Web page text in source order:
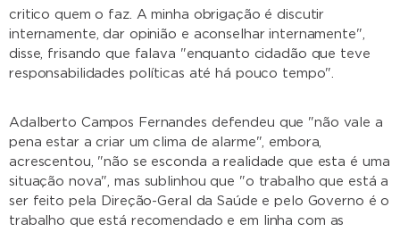
critico quem o faz. A minha obrigação é discutir
internamente, dar opinião e aconselhar internamente",
disse, frisando que falava "enquanto cidadão que teve
responsabilidades políticas até há pouco tempo".
Adalberto Campos Fernandes defendeu que "não vale a
pena estar a criar um clima de alarme", embora,
acrescentou, "não se esconda a realidade que esta é uma
situação nova", mas sublinhou que "o trabalho que está a
ser feito pela Direção-Geral da Saúde e pelo Governo é o
trabalho que está recomendado e em linha com as